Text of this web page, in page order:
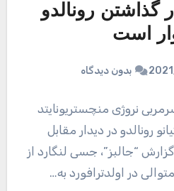
گذاشتن رونالدو
است
بدون دیدگاه
نروژی منچستریونایتد
رونالدو در دیدار مقابل
“جالبز”، جسی لنگارد از
در اولدترافورد به…